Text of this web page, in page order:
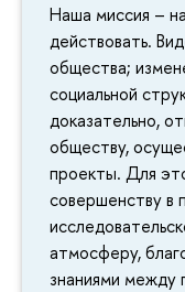
Наша миссия –
действовать.
общества;
социальной
доказательно,
обществу,
проекты. Для
совершенству в
атмосферу,
знаниями между